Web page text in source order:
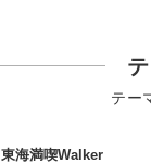
テー
東海満喫Walker